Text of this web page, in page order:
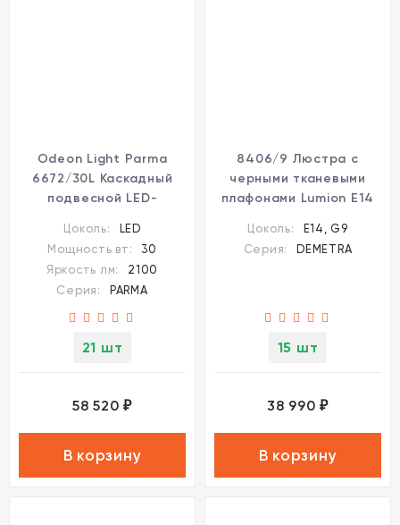
Odeon Light Parma
6672/30L Каскадный
подвесной LED-
модерн, 30Вт, 2100Лм,
CCT переключение
цвет. температуры
3000/3500/4000К,
CRI90, 220В, бронзовый
алебастр, высота 1886
Цоколь:
LED
Мощность вт:
30
Яркость лм:
2100
Серия:
PARMA
21 шт
58 520₽
В корзину
8406/9 Люстра с
черными тканевыми
плафонами Lumion E14
DEMETRA
Цоколь:
E14, G9
Серия:
DEMETRA
15 шт
38 990₽
В корзину